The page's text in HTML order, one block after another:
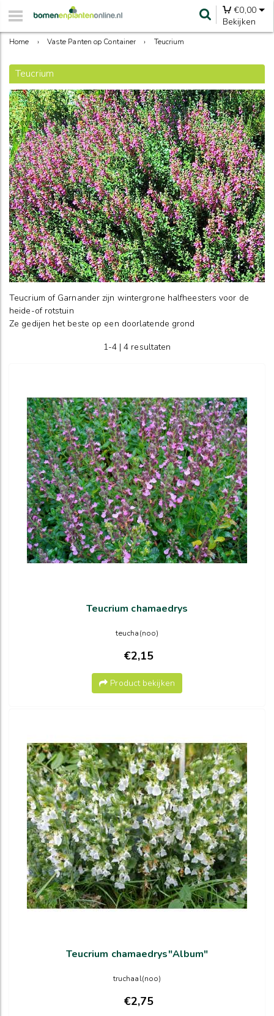
€0,00
Bekijken
Home › Vaste Panten op Container › Teucrium
Teucrium
Teucrium of Garnander zijn wintergrone halfheesters voor de
heide-of rotstuin
Ze gedijen het beste op een doorlatende grond
1-4 | 4 resultaten
Teucrium chamaedrys
teucha(noo)
€2,15
Product bekijken
Teucrium chamaedrys"Album"
truchaal(noo)
€2,75